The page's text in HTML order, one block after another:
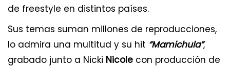
de freestyle en distintos países.
Sus temas suman millones de reproducciones,
lo admira una multitud y su hit “Mamichula”,
grabado junto a Nicki Nicole con producción de